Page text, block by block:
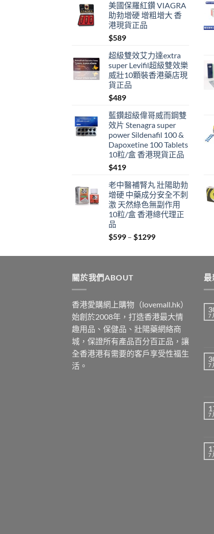
美國保羅紅鑽 VIAGRA
助勃增硬 增粗增大 香
港現貨正品
$589
超級雙效艾力達extra
super Levifil超級雙效樂
威壯10顆裝香港藥店現
貨正品
$489
藍鑽超級偉哥威而鋼雙
效片 Stenagra super
power Sildenafil 100 &
Dapoxetine 100 Tablets
10粒/盒 香港現貨正品
$419
老中醫補腎丸 壯陽助勃
增硬 中藥成分安全不刺
激 天然綠色無副作用
10粒/盒 香港總代理正
品
$599 – $1299Price
$599
關於我們ABOUT
香港愛購網上購物（lovemall.hk）
始創於2008年，打造香港最大情
趣用品、保健品、壯陽藥網絡商
城，保證所有產品百分百正品，讓
全香港港有需要的客戶享受性福生
活。
最
7
7
7
7